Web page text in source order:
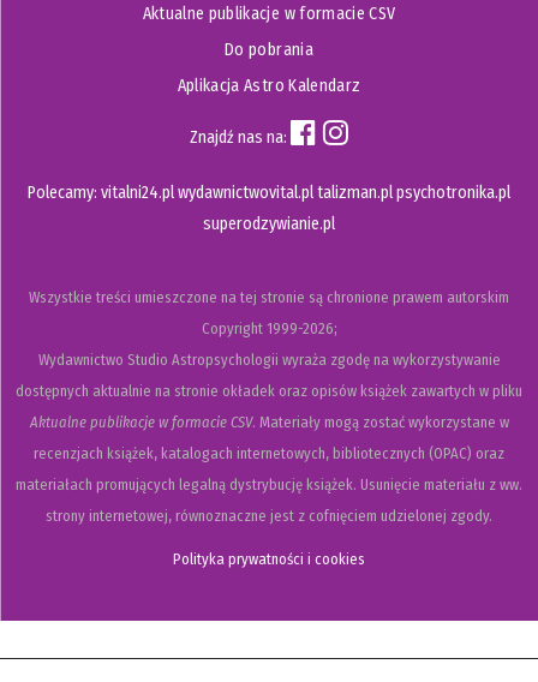
Aktualne publikacje w formacie CSV
Do pobrania
Aplikacja Astro Kalendarz
Znajdź nas na:
Polecamy: vitalni24.plwydawnictwovital.pltalizman.plpsychotronika.pl
superodzywianie.pl
Wszystkie treści umieszczone na tej stronie są chronione prawem autorskim
Copyright1999-2026;
Wydawnictwo Studio Astropsychologii wyraża zgodę na wykorzystywanie
dostępnych aktualnie na stronie okładek oraz opisów książek zawartych w pliku
Aktualne publikacje w formacie CSV. Materiały mogą zostać wykorzystane w
recenzjach książek, katalogach internetowych, bibliotecznych (OPAC) oraz
materiałach promujących legalną dystrybucję książek. Usunięcie materiału z ww.
strony internetowej, równoznaczne jest z cofnięciem udzielonej zgody.
Polityka prywatności i cookies